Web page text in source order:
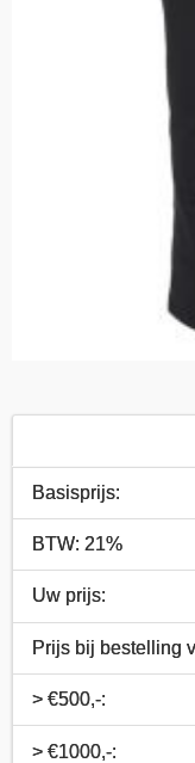
Basisprijs:
BTW: 21%
Uw prijs:
Prijs bij bestelling
> €500,-:
> €1000,-: